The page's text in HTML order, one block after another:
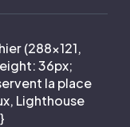
(288×121,
36px;
la place
Lighthouse